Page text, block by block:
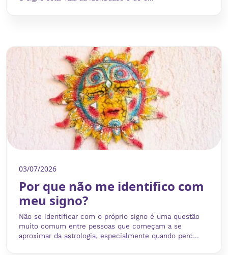
03/07/2026
Por que não me identifico com
meu signo?
Não se identificar com o próprio signo é uma questão
muito comum entre pessoas que começam a se
aproximar da astrologia, especialmente quando perc...